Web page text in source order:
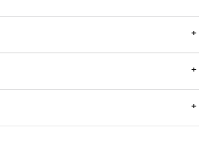
+
+
+